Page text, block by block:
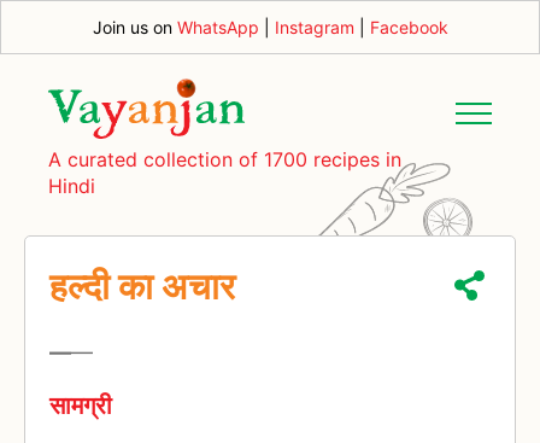
Join us on WhatsApp Instagram Facebook
A curated collection of 1700 recipes in
Hindi
हल्दी का अचार
——
सामग्री